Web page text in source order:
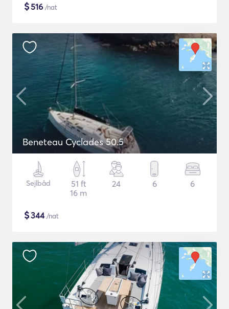
$516 /nat
Beneteau Cyclades 50.5
Sejlbåd
51 ft
16 m
24 6 6
$344/nat